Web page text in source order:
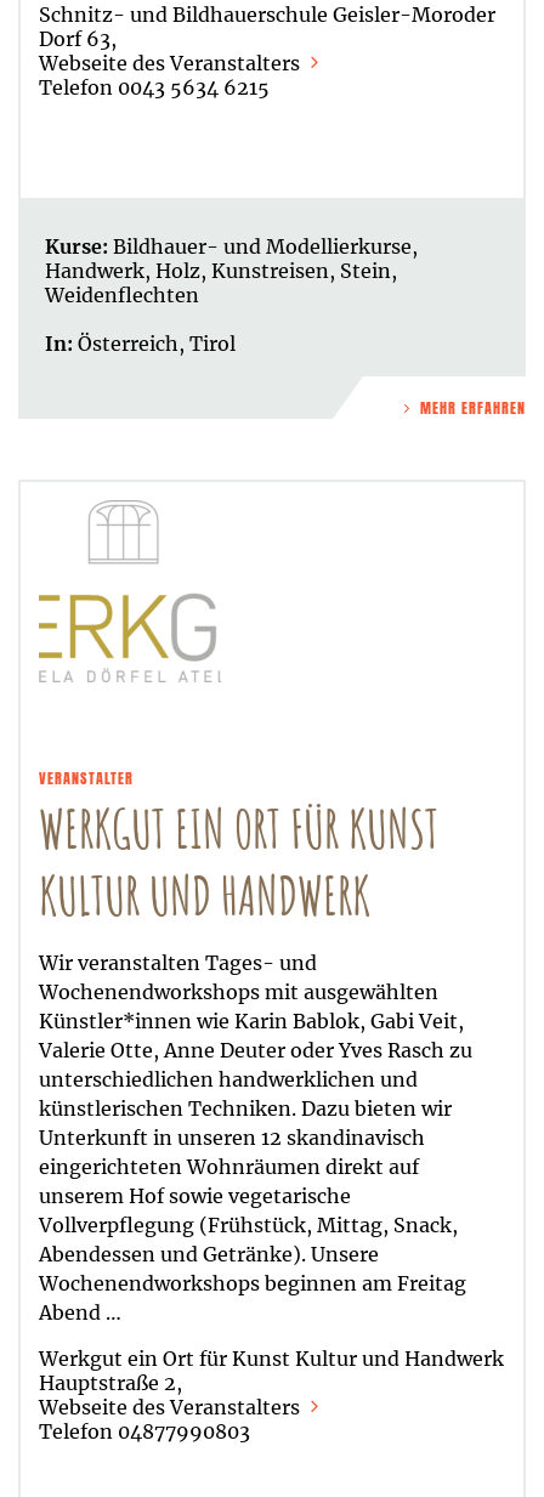
Schnitz- und Bildhauerschule Geisler-Moroder
Dorf 63,
Webseite des Veranstalters
Telefon 0043 5634 6215
Kurse: Bildhauer- und Modellierkurse,
Handwerk, Holz, Kunstreisen, Stein,
Weidenflechten
In: Österreich, Tirol
MEHR ERFAHREN
VERANSTALTER
WERKGUT EIN ORT FÜR KUNST
KULTUR UND HANDWERK
Wir veranstalten Tages- und
Wochenendworkshops mit ausgewählten
Künstler*innen wie Karin Bablok, Gabi Veit,
Valerie Otte, Anne Deuter oder Yves Rasch zu
unterschiedlichen handwerklichen und
künstlerischen Techniken. Dazu bieten wir
Unterkunft in unseren 12 skandinavisch
eingerichteten Wohnräumen direkt auf
unserem Hof sowie vegetarische
Vollverpflegung (Frühstück, Mittag, Snack,
Abendessen und Getränke). Unsere
Wochenendworkshops beginnen am Freitag
Abend …
Werkgut ein Ort für Kunst Kultur und Handwerk
Hauptstraße 2,
Webseite des Veranstalters
Telefon 04877990803